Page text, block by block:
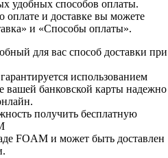
удобных способов оплаты.
и доставке вы можете
и «Способы оплаты».
для вас способ доставки при
использованием
вашей банковской карты надежно
получить бесплатную
FOAM и может быть доставлен